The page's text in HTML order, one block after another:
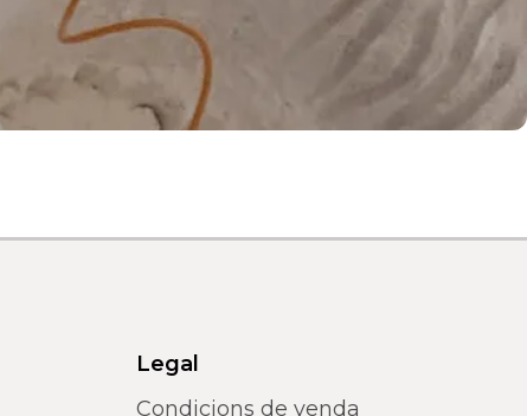
Legal
Condicions de venda